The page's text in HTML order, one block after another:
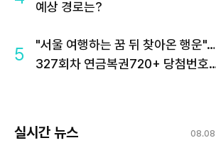
예상 경로는?
5
"서울 여행하는 꿈 뒤 찾아온 행운"…
327회차 연금복권720+ 당첨번호
실시간 뉴스 08.08